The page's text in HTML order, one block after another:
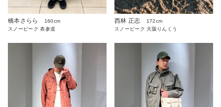
橋本さらら
160cm
スノーピーク 表参道
西林 正志
172cm
スノーピーク 大阪りんくう